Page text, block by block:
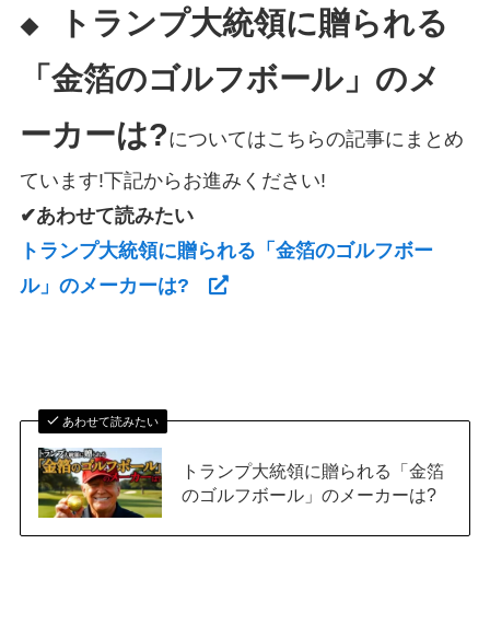
◆
トランプ大統領に贈られる
「金箔のゴルフボール」のメ
ーカーは?についてはこちらの記事にまとめ
ています!下記からお進みください!
✔あわせて読みたい
トランプ大統領に贈られる「金箔のゴルフボー
ル」のメーカーは?
あわせて読みたい
トランプ大統領に贈られる「金箔
のゴルフボール」のメーカーは?